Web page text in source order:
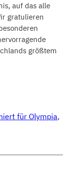
auf das alle
gratulieren
größtem
für Olympia